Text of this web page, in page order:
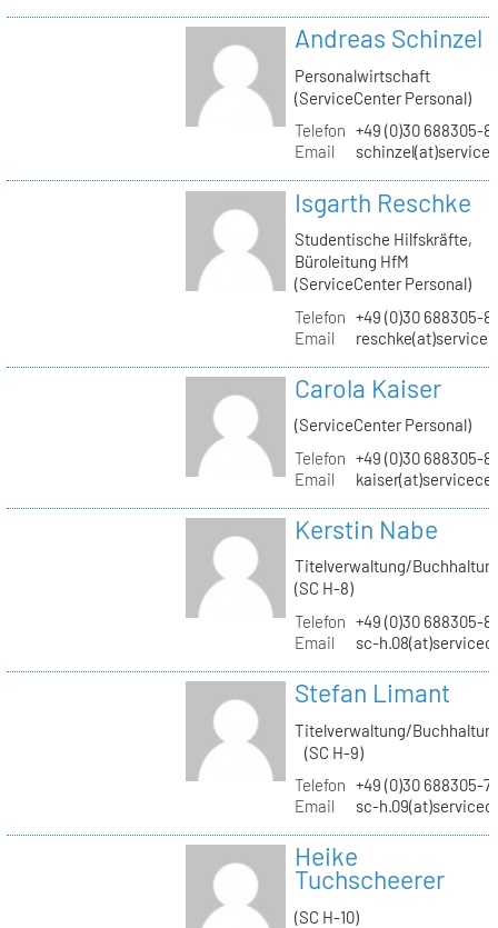
Andreas Schinzel
Personalwirtschaft
(ServiceCenter Personal)
Telefon +49 (0)30 688305-
Email
Isgarth Reschke
Studentische Hilfskräfte,
Büroleitung HfM
(ServiceCenter Personal)
Telefon +49 (0)30 688305-
Email
Carola Kaiser
(ServiceCenter Personal)
Telefon +49 (0)30 688305-
Email
Kerstin Nabe
Titelverwaltung/
(SC H-8)
Telefon +49 (0)30 688305-
Email
sc-
Stefan Limant
Titelverwaltung/
(SC H-9)
Telefon +49 (0)30 688305-
Email
sc-
Heike
Tuchscheerer
(SC H-10)